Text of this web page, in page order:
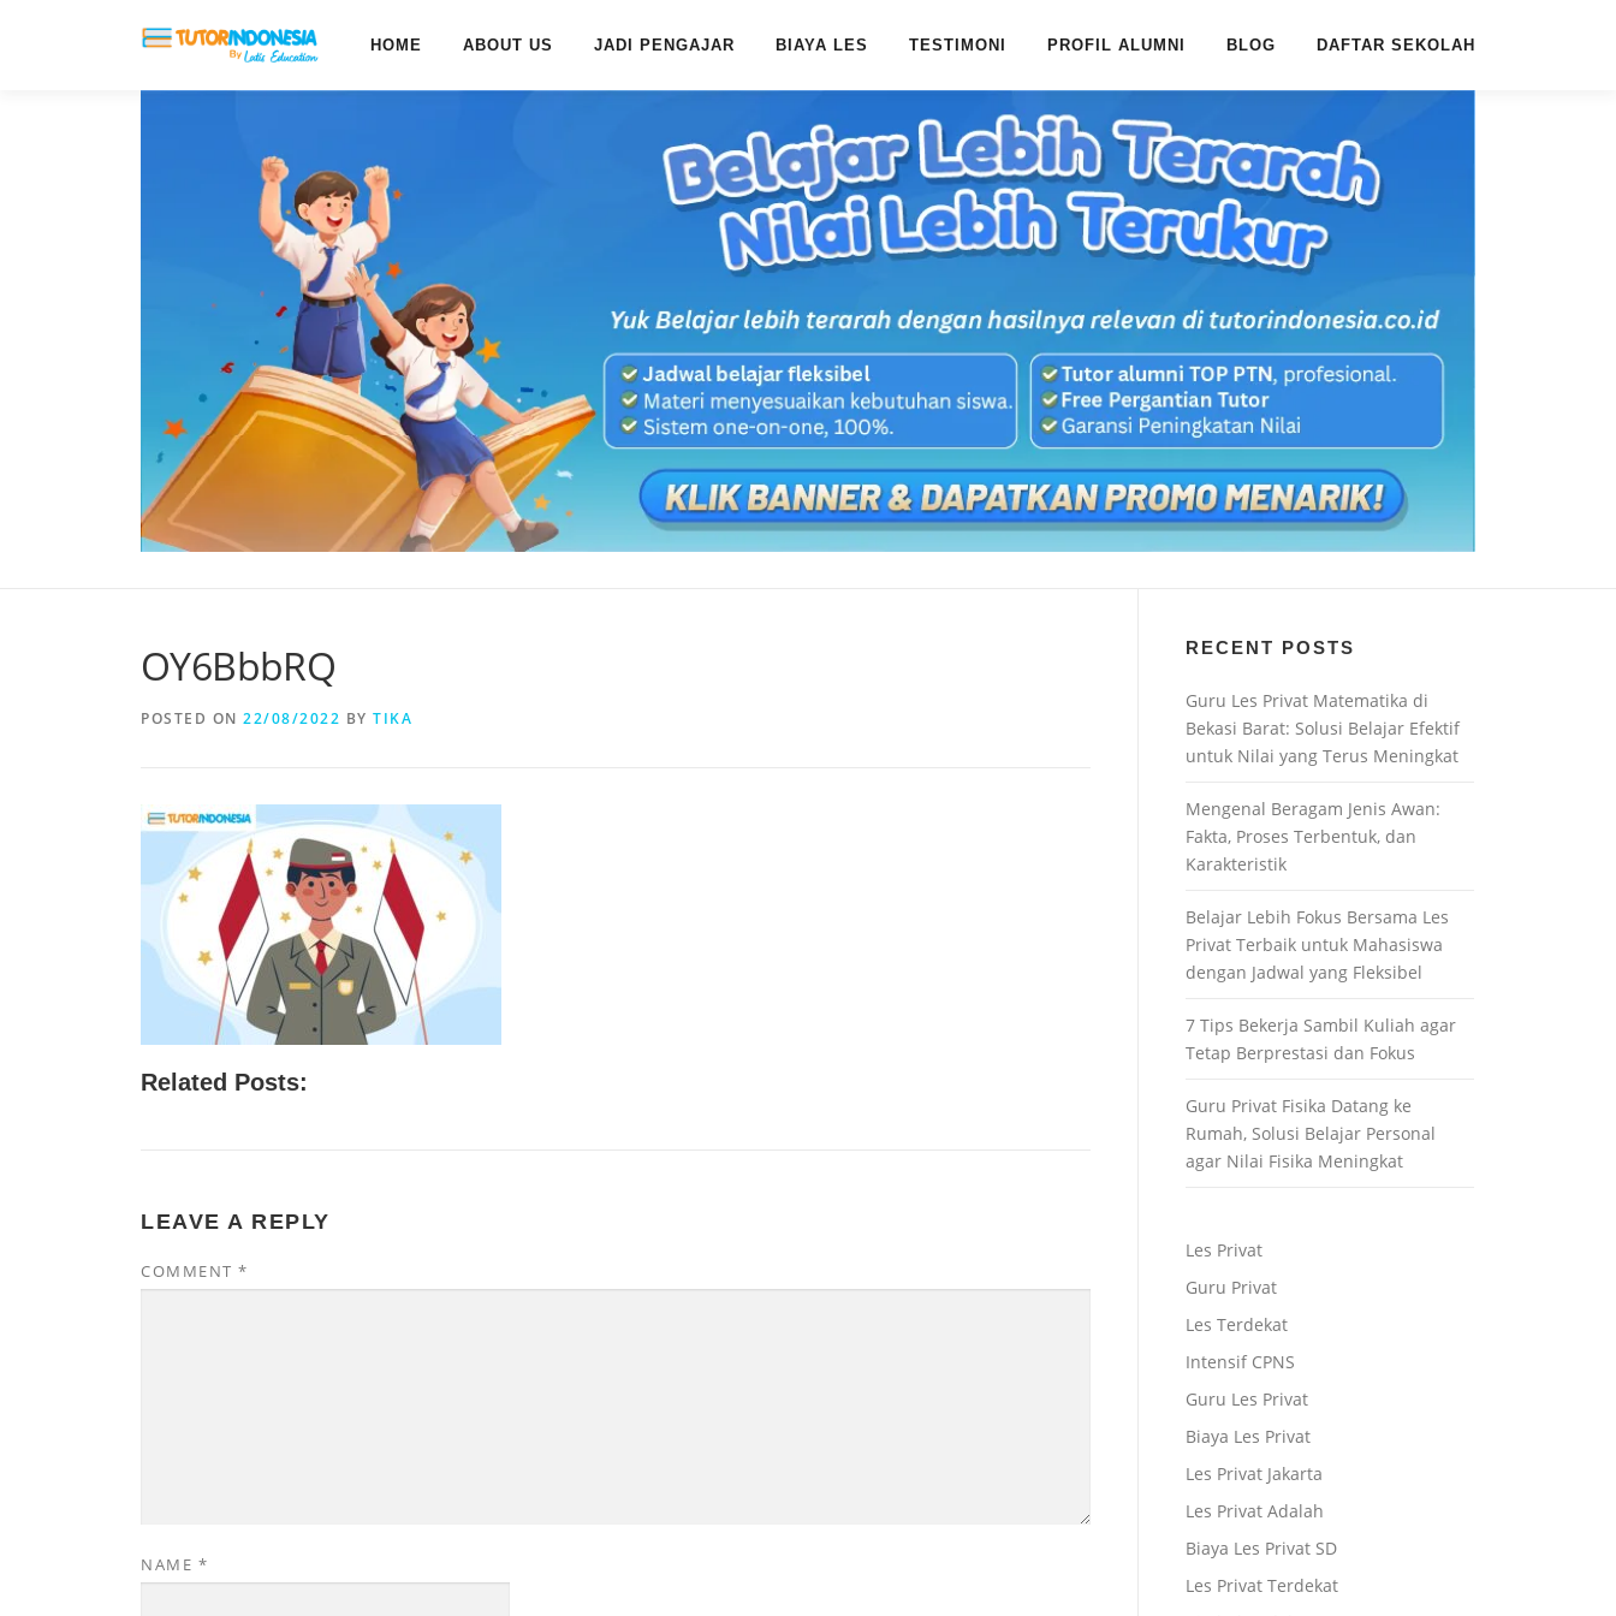
HOME ABOUT US JADI PENGAJAR BIAYA LES TESTIMONI PROFIL ALUMNI BLOG DAFTAR SEKOLAH
OY6BbbRQ
POSTED ON 22/08/2022 BY TIKA
Related Posts:
LEAVE A REPLY
COMMENT *
NAME *
RECENT POSTS
Guru Les Privat Matematika di
Bekasi Barat: Solusi Belajar Efektif
untuk Nilai yang Terus Meningkat
Mengenal Beragam Jenis Awan:
Fakta, Proses Terbentuk, dan
Karakteristik
Belajar Lebih Fokus Bersama Les
Privat Terbaik untuk Mahasiswa
dengan Jadwal yang Fleksibel
7 Tips Bekerja Sambil Kuliah agar
Tetap Berprestasi dan Fokus
Guru Privat Fisika Datang ke
Rumah, Solusi Belajar Personal
agar Nilai Fisika Meningkat
Les Privat
Guru Privat
Les Terdekat
Intensif CPNS
Guru Les Privat
Biaya Les Privat
Les Privat Jakarta
Les Privat Adalah
Biaya Les Privat SD
Les Privat Terdekat